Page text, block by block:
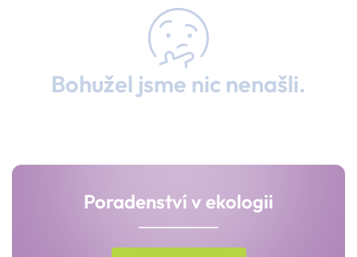
Bohužel jsme nic nenašli.
Poradenství v ekologii